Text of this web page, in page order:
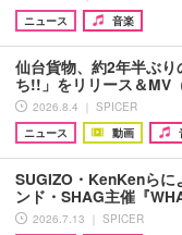
ニュース
音楽
仙台貨物、約2年半ぶ
ち!!」をリリース＆MV
2026.8.4 ｜ SPICER
ニュース
動画
SUGIZO・KenKenらに
ンド・SHAG主催『
2026.7.13 ｜ SPICER